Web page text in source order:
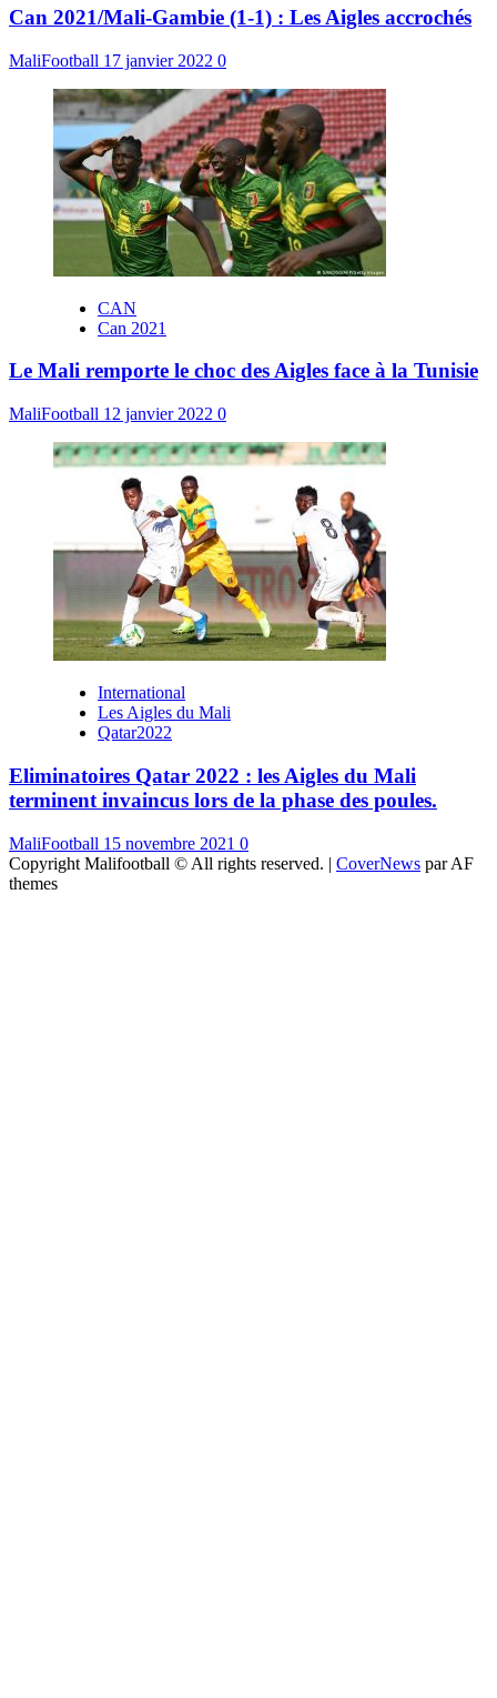
Can 2021/Mali-Gambie (1-1) : Les Aigles accrochés
MaliFootball 17 janvier 2022 0
CAN
Can 2021
Le Mali remporte le choc des Aigles face à la Tunisie
MaliFootball 12 janvier 2022 0
International
Les Aigles du Mali
Qatar2022
Eliminatoires Qatar 2022 : les Aigles du Mali
terminent invaincus lors de la phase des poules.
MaliFootball 15 novembre 2021 0
Copyright Malifootball © All rights reserved. | CoverNews par AF
themes